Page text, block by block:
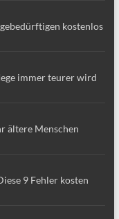
kostenlos
immer teurer wird
ältere Menschen
9 Fehler kosten